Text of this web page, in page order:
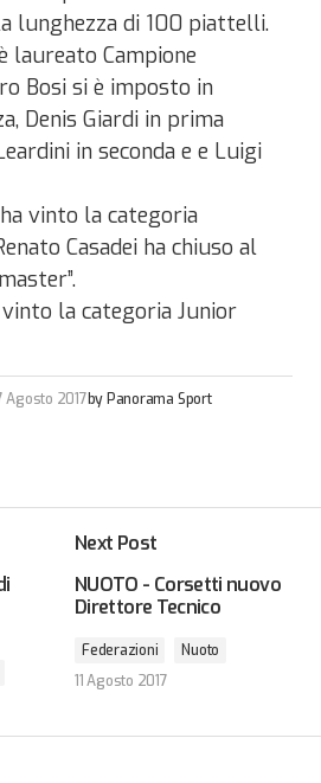
lunghezza di 100 piattelli.
laureato Campione
Bosi si è imposto in
Denis Giardi in prima
in seconda e e Luigi
vinto la categoria
Casadei ha chiuso al
la categoria Junior
Agosto 2017by Panorama Sport
Next Post
NUOTO - Corsetti nuovo
Direttore Tecnico
Federazioni
Nuoto
11 Agosto 2017